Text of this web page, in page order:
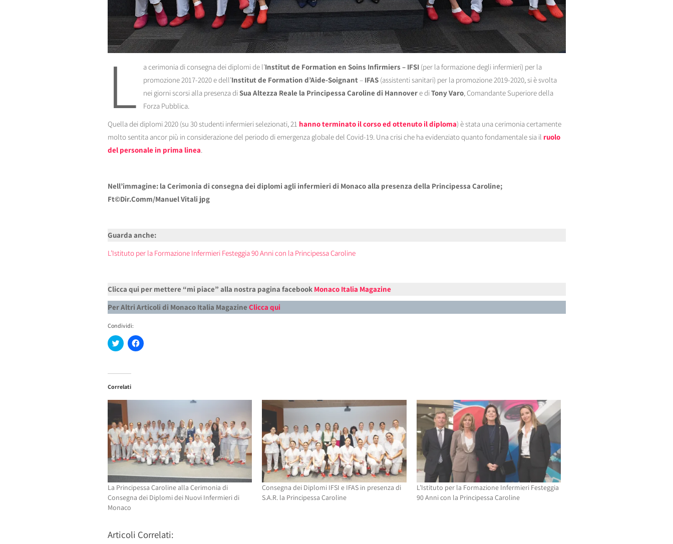
L a cerimonia di consegna dei diplomi de l’Institut de Formation en Soins Infirmiers – IFSI (per la formazione degli infermieri) per la
promozione 2017-2020 e dell’Institut de Formation d’Aide-Soignant– IFAS (assistenti sanitari) per la promozione 2019-2020, si è svolta
nei giorni scorsi alla presenza diSua Altezza Reale la Principessa Caroline di Hannovere diTony Varo, Comandante Superiore della
Forza Pubblica.
Quella dei diplomi 2020 (su 30 studenti infermieri selezionati, 21 hanno terminato il corso ed ottenuto il diploma) è stata una cerimonia certamente
molto sentita ancor più in considerazione del periodo di emergenza globale del Covid-19. Una crisi che ha evidenziato quanto fondamentale sia il ruolo
del personale in prima linea.
Nell’immagine: la Cerimonia di consegna dei diplomi agli infermieri di Monaco alla presenza della Principessa Caroline;
Ft©Dir.Comm/Manuel Vitali jpg
Guarda anche:
L’Istituto per la Formazione Infermieri Festeggia 90 Anni con la Principessa Caroline
Clicca qui per mettere “mi piace” alla nostra pagina facebook Monaco Italia Magazine
Per Altri Articoli di Monaco Italia Magazine Clicca qui
Condividi:
Fai
clic
su
(Si
in
una
nuova
finestra)
Fai
clic
una
Correlati
La Principessa Caroline alla Cerimonia di
Consegna dei Diplomi dei Nuovi Infermieri di
Monaco
Consegna dei Diplomi IFSI e IFAS in presenza di
S.A.R. la Principessa Caroline
L’Istituto per la Formazione Infermieri Festeggia
90 Anni con la Principessa Caroline
Articoli Correlati: